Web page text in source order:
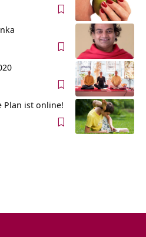
Plan ist online!